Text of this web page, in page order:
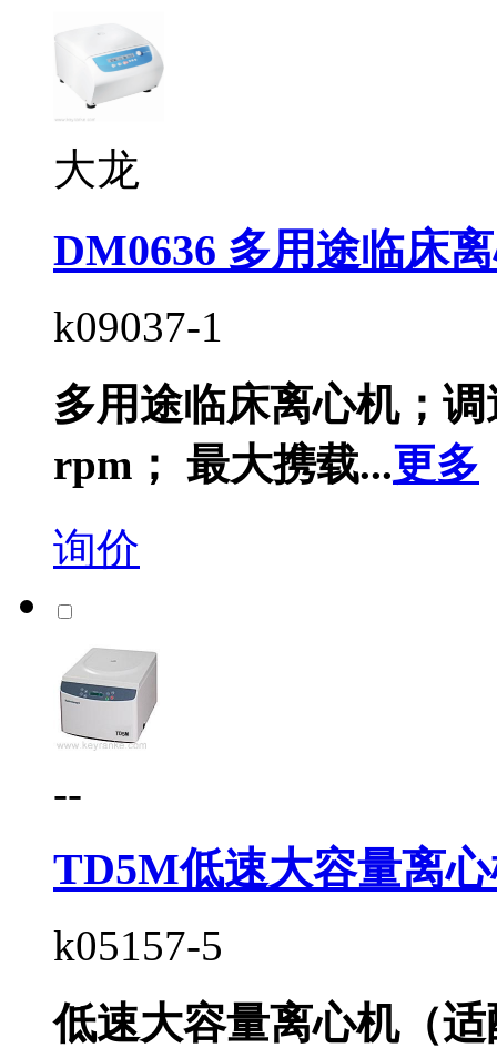
大龙
DM0636 多用途临床
k09037-1
多用途临床离心机；
rpm； 最大携载...更多
询价
--
TD5M低速大容量离
k05157-5
低速大容量离心机（